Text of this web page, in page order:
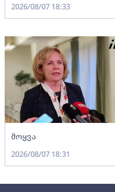
2026/08/07 18:33
მოყვა
2026/08/07 18:31